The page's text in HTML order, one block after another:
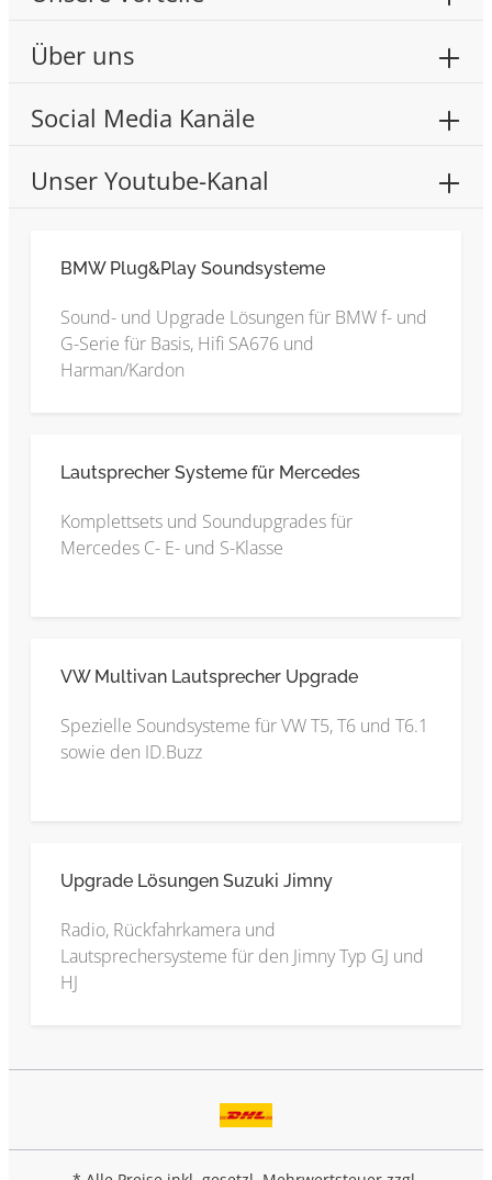
Über uns
Social Media Kanäle
Unser Youtube-Kanal
BMW Plug&Play Soundsysteme
Sound- und Upgrade Lösungen für BMW f- und
G-Serie für Basis, Hifi SA676 und
Harman/Kardon
Lautsprecher Systeme für Mercedes
Komplettsets und Soundupgrades für
Mercedes C- E- und S-Klasse
VW Multivan Lautsprecher Upgrade
Spezielle Soundsysteme für VW T5, T6 und T6.1
sowie den ID.Buzz
Upgrade Lösungen Suzuki Jimny
Radio, Rückfahrkamera und
Lautsprechersysteme für den Jimny Typ GJ und
HJ